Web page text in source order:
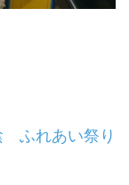
ふれあい祭り